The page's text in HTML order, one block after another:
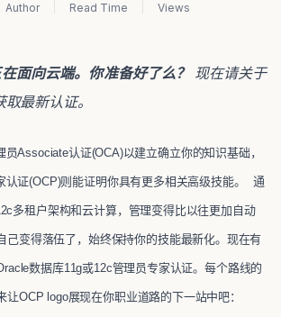
Author Read Time Views
面向云端。你准备好了么？ 现在请关于
最新认证。
Associate认证(OCA)以建立确立你的知识基础，
认证(OCP)则能证明你具有更多相关高级技能。 通
多租户架构和云计算，管理变得比以往更加自动
己变得落伍了，始终保持你的技能最新化。现在有
数据库11g或12c管理员专家认证。每个路线的
让OCP logo展现在你职业道路的下一站中吧：